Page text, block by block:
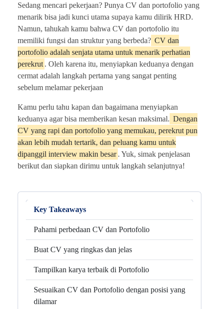
Sedang mencari pekerjaan? Punya CV dan portofolio yang
menarik bisa jadi kunci utama supaya kamu dilirik HRD.
Namun, tahukah kamu bahwa CV dan portofolio itu
memiliki fungsi dan struktur yang berbeda? CV dan
portofolio adalah senjata utama untuk menarik perhatian
perekrut . Oleh karena itu, menyiapkan keduanya dengan
cermat adalah langkah pertama yang sangat penting
sebelum melamar pekerjaan
Kamu perlu tahu kapan dan bagaimana menyiapkan
keduanya agar bisa memberikan kesan maksimal. Dengan
CV yang rapi dan portofolio yang memukau, perekrut pun
akan lebih mudah tertarik, dan peluang kamu untuk
dipanggil interview makin besar . Yuk, simak penjelasan
berikut dan siapkan dirimu untuk langkah selanjutnya!
Key Takeaways
Pahami perbedaan CV dan Portofolio
Buat CV yang ringkas dan jelas
Tampilkan karya terbaik di Portofolio
Sesuaikan CV dan Portofolio dengan posisi yang
dilamar